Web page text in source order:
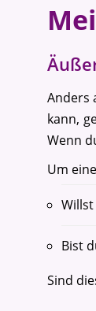
Anders
kann,
Wenn
Um
Bist
Sind